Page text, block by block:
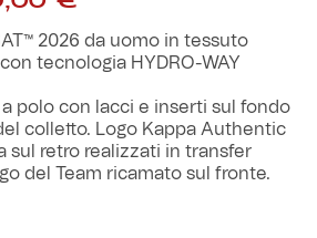
attuale
è:
2026 da uomo in tessuto
tecnologia HYDRO-WAY
polo con lacci e inserti sul fondo
colletto. Logo Kappa Authentic
sul retro realizzati in transfer
del Team ricamato sul fronte.